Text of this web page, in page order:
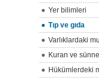
Yer bilimleri
Tıp ve gıda
Varlıklardaki
Kuran ve
Hükümlerdeki